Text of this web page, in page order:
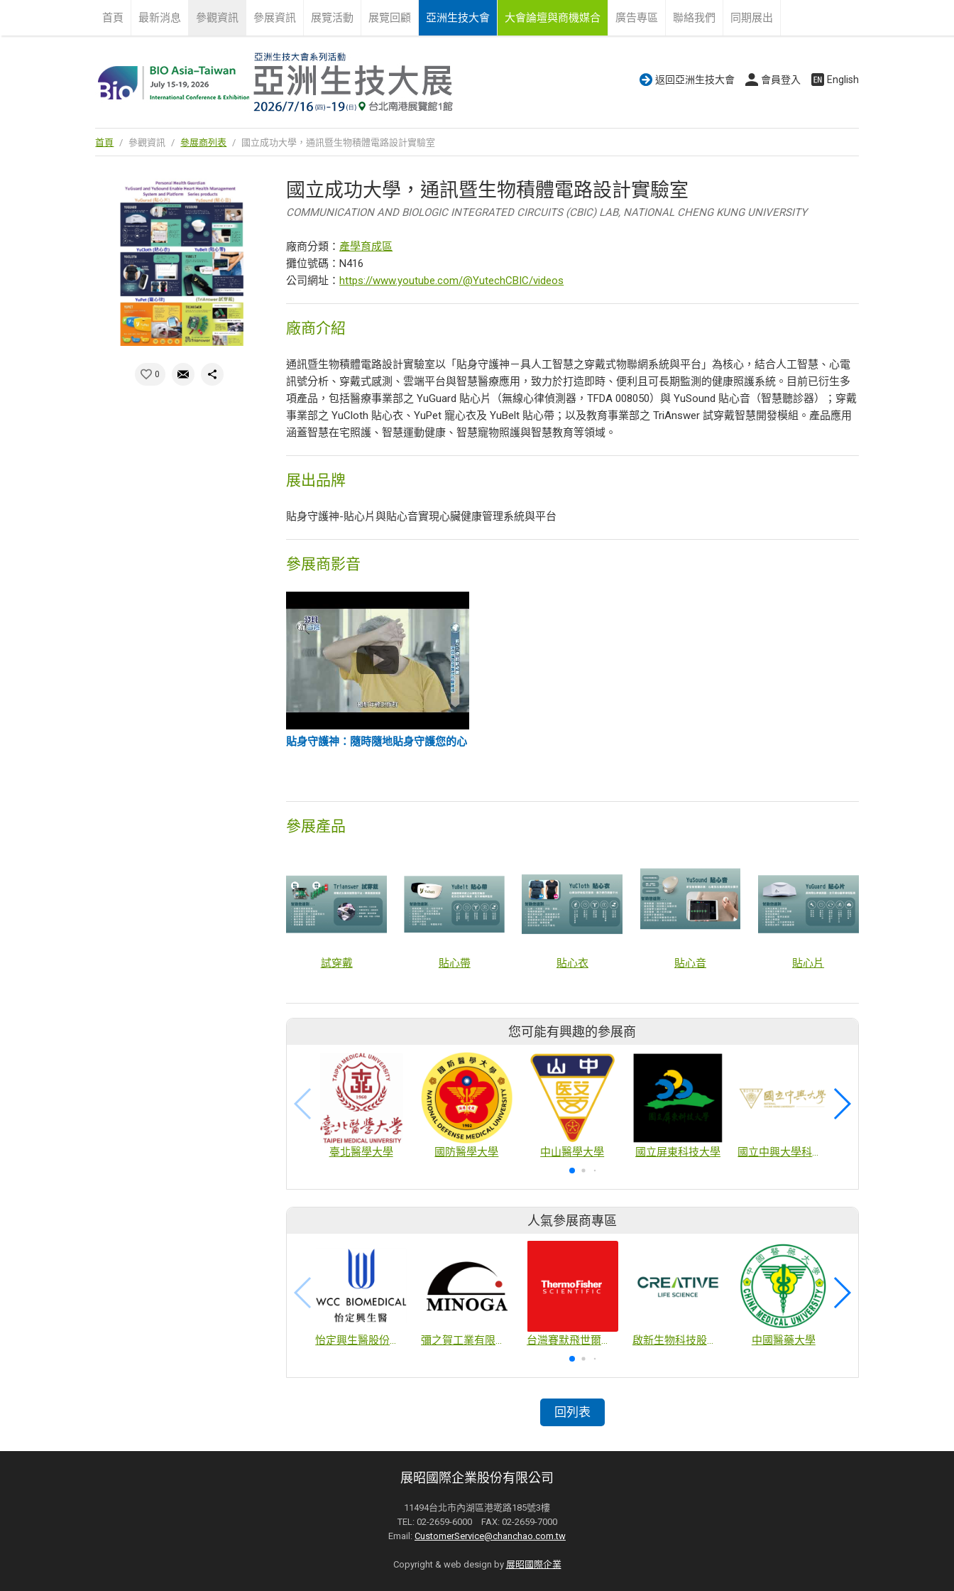
首頁 最新消息 參觀資訊 參展資訊 展覽活動 展覽回顧 亞洲生技大會 大會論壇與商機媒合 廣告專區 聯絡我們 同期展出
返回亞洲生技大會 會員登入 English
首頁 / 參觀資訊 / 參展商列表 / 國立成功大學，通訊暨生物積體電路設計實驗室
0
國立成功大學，通訊暨生物積體電路設計實驗室
COMMUNICATION AND BIOLOGIC INTEGRATED CIRCUITS (CBIC) LAB, NATIONAL CHENG KUNG UNIVERSITY
廠商分類： 產學育成區
攤位號碼：N416
公司網址：https://www.youtube.com/@YutechCBIC/videos
廠商介紹
通訊暨生物積體電路設計實驗室以「貼身守護神－具人工智慧之穿戴式物聯網系統與平台」為核心，結合人工智慧、心電
訊號分析、穿戴式感測、雲端平台與智慧醫療應用，致力於打造即時、便利且可長期監測的健康照護系統。目前已衍生多
項產品，包括醫療事業部之 YuGuard 貼心片（無線心律偵測器，TFDA 008050）與 YuSound 貼心音（智慧聽診器）；穿戴
事業部之 YuCloth 貼心衣、YuPet 寵心衣及 YuBelt 貼心帶；以及教育事業部之 TriAnswer 試穿戴智慧開發模組。產品應用
涵蓋智慧在宅照護、智慧運動健康、智慧寵物照護與智慧教育等領域。
展出品牌
貼身守護神-貼心片與貼心音實現心臟健康管理系統與平台
參展商影音
貼身守護神：隨時隨地貼身守護您的心
參展產品
試穿戴 貼心帶 貼心衣 貼心音 貼心片
您可能有興趣的參展商
臺北醫學大學 國防醫學大學 中山醫學大學 國立屏東科技大學 國立中興大學科研產業化平台
人氣參展商專區
怡定興生醫股份有限公司 彌之賀工業有限公司 台灣賽默飛世爾科技股份有限公司 啟新生物科技股份有限公司 中國醫藥大學
回列表
展昭國際企業股份有限公司
11494台北市內湖區港墘路185號3樓
TEL: 02-2659-6000 FAX: 02-2659-7000
Email: CustomerService@chanchao.com.tw
Copyright & web design by 展昭國際企業